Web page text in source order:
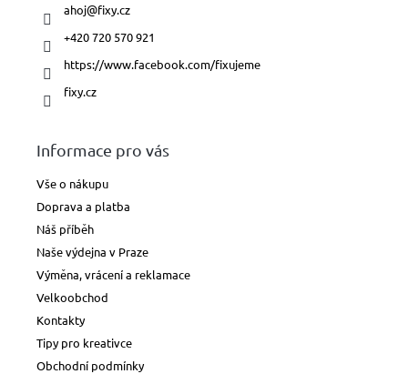
ahoj@fixy.cz
+420 720 570 921
https://www.facebook.com/fixujeme
fixy.cz
Informace pro vás
Vše o nákupu
Doprava a platba
Náš příběh
Naše výdejna v Praze
Výměna, vrácení a reklamace
Velkoobchod
Kontakty
Tipy pro kreativce
Obchodní podmínky